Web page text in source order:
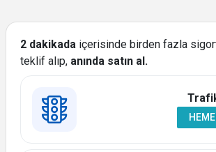
2 dakikada içerisinde birden fazla
teklif alıp, anında satın al.